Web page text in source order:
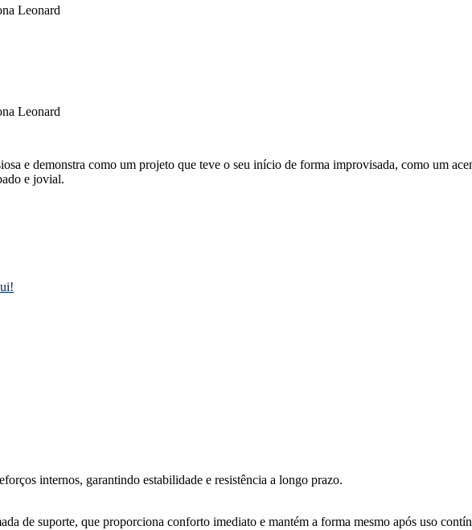
Leonard
Leonard
e demonstra como um projeto que teve o seu início de forma improvisada, como um
e jovial.
internos, garantindo estabilidade e resistência a longo prazo.
de suporte, que proporciona conforto imediato e mantém a forma mesmo após uso